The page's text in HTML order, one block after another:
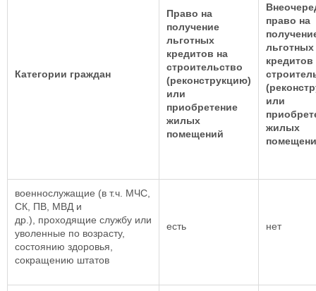
Категории граждан
Право на
получение
льготных
кредитов на
строительство
(реконструкцию)
или
приобретение
жилых
помещений
право на
льготных
кредитов
или
жилых
военнослужащие (в т.ч. МЧС,
СК, ПВ, МВД и
др.), проходящие службу или
уволенные по возрасту,
состоянию здоровья,
сокращению штатов
есть нет